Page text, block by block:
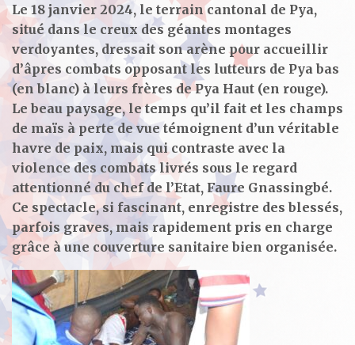
Le 18 janvier 2024, le terrain cantonal de Pya,
situé dans le creux des géantes montages
verdoyantes, dressait son arène pour accueillir
d’âpres combats opposant les lutteurs de Pya bas
(en blanc) à leurs frères de Pya Haut (en rouge).
Le beau paysage, le temps qu’il fait et les champs
de maïs à perte de vue témoignent d’un véritable
havre de paix, mais qui contraste avec la
violence des combats livrés sous le regard
attentionné du chef de l’Etat, Faure Gnassingbé.
Ce spectacle, si fascinant, enregistre des blessés,
parfois graves, mais rapidement pris en charge
grâce à une couverture sanitaire bien organisée.